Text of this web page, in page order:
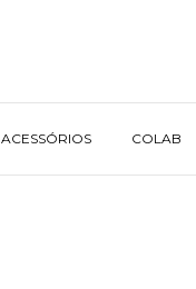
ACESSÓRIOS COLAB